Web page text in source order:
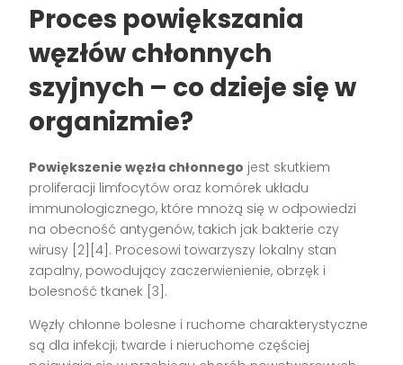
Proces powiększania
węzłów chłonnych
szyjnych – co dzieje się w
organizmie?
Powiększenie węzła chłonnego jest skutkiem
proliferacji limfocytów oraz komórek układu
immunologicznego, które mnożą się w odpowiedzi
na obecność antygenów, takich jak bakterie czy
wirusy [2][4] . Procesowi towarzyszy lokalny stan
zapalny, powodujący zaczerwienienie, obrzęk i
bolesność tkanek [3] .
Węzły chłonne bolesne i ruchome charakterystyczne
są dla infekcji; twarde i nieruchome częściej